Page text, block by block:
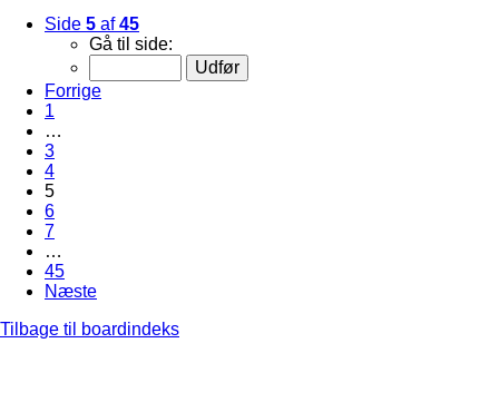
Side 5 af45
Gå til side:
Forrige
1
…
3
4
5
6
7
…
45
Næste
Tilbage til boardindeks